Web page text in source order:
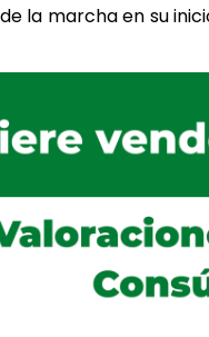
la marcha en su